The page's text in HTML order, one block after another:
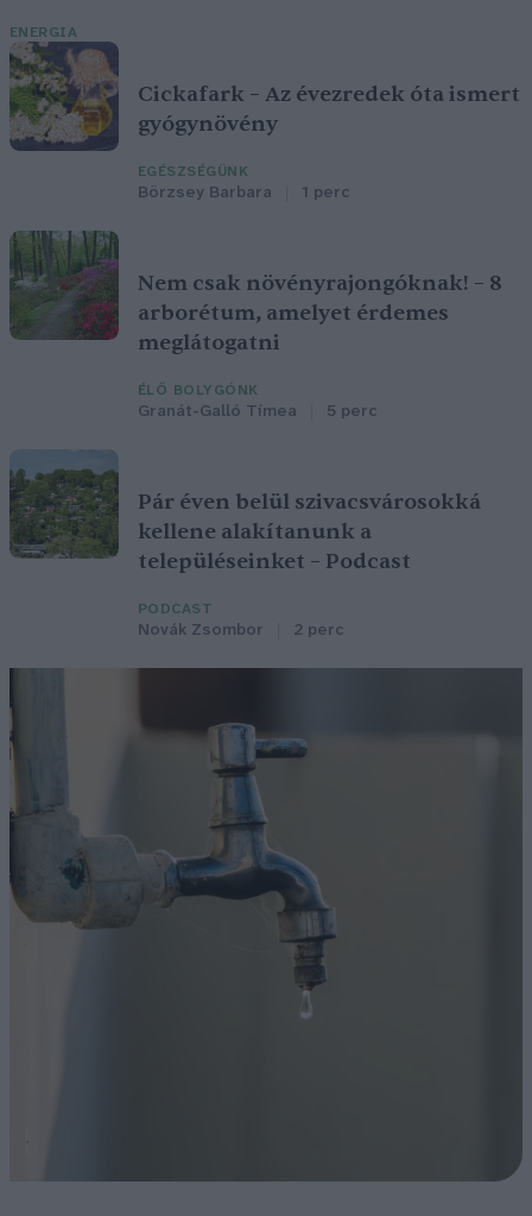
ENERGIA
Cickafark – Az évezredek óta ismert
gyógynövény
EGÉSZSÉGÜNK
Börzsey Barbara 1 perc
Nem csak növényrajongóknak! – 8
arborétum, amelyet érdemes
meglátogatni
ÉLŐ BOLYGÓNK
Granát-Galló Tímea 5 perc
Pár éven belül szivacsvárosokká
kellene alakítanunk a
településeinket – Podcast
PODCAST
Novák Zsombor 2 perc